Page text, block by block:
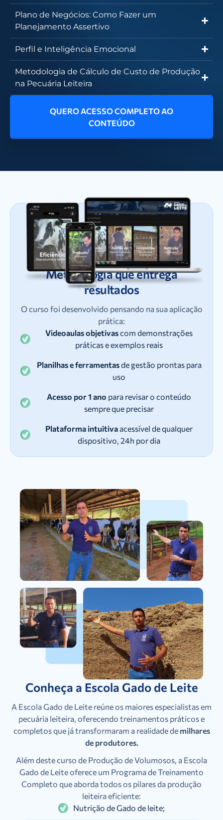
Plano de Negócios: Como Fazer um
Planejamento Assertivo
Perfil e Inteligência Emocional
Metodologia de Cálculo de Custo de Produção
na Pecuária Leiteira
QUERO ACESSO COMPLETO AO
CONTEÚDO
Metodologia que entrega
resultados
O curso foi desenvolvido pensando na sua aplicação
prática:
Videoaulas objetivascom demonstrações
práticas e exemplos reais
Planilhas e ferramentasde gestão prontas para
uso
Acesso por 1 ano para revisar o conteúdo
sempre que precisar
Plataforma intuitiva acessível de qualquer
dispositivo, 24h por dia
Conheça a Escola Gado de Leite
A Escola Gado de Leite reúne os maiores especialistas em
pecuária leiteira, oferecendo treinamentos práticos e
completos que já transformaram a realidade de milhares
de produtores.
Além deste curso de Produção de Volumosos, a Escola
Gado de Leite oferece um Programa de Treinamento
Completo que aborda todos os pilares da produção
leiteira eficiente:
Nutrição de Gado de leite;